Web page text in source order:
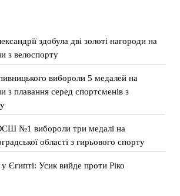
здобула дві золоті нагороди на
з велоспорту
вибороли 5 медалей на
з плавання серед спортсменів з
№1 вибороли три медалі на
області з гирьового спорту
Єгипті: Усик вийде проти Ріко